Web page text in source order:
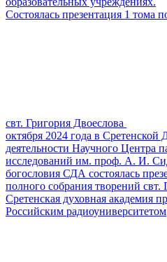
Состоялась презентация 1 тома
свт. Григория Двоеслова
октября 2024 года в
деятельности Научного Центра
исследований им. проф. А. И.
богословия СДА состоялась
полного собрания творений свт.
Сретенская духовная академия
Российским радиоуниверситетом